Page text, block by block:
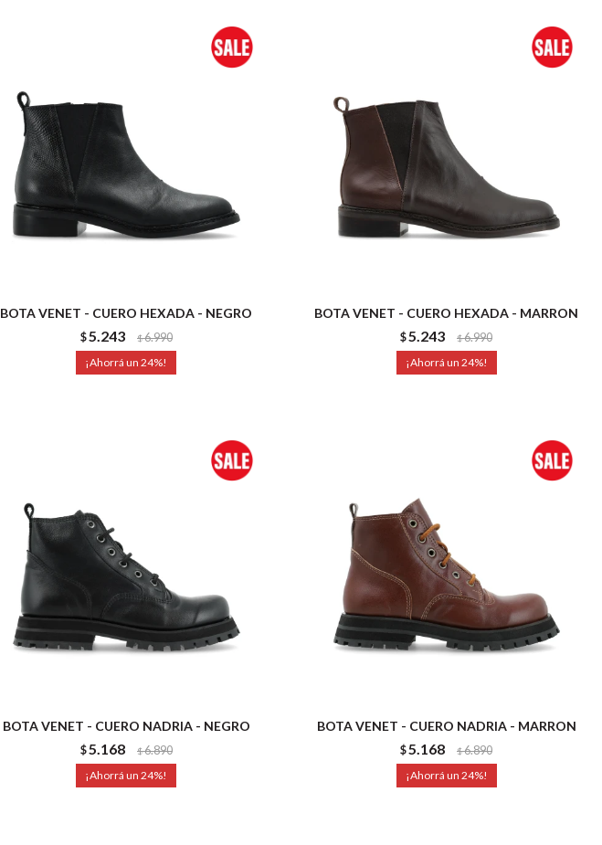
BOTA VENET - CUERO HEXADA - NEGRO
$5.243 $6.990
24
BOTA VENET - CUERO HEXADA - MARRON
$5.243 $6.990
24
BOTA VENET - CUERO NADRIA - NEGRO
$5.168 $6.890
24
BOTA VENET - CUERO NADRIA - MARRON
$5.168 $6.890
24